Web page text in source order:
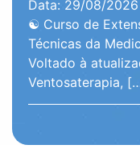
Data: 29/08/2026
☯️ Curso de
Técnicas da
Voltado à
Ventosaterapia,